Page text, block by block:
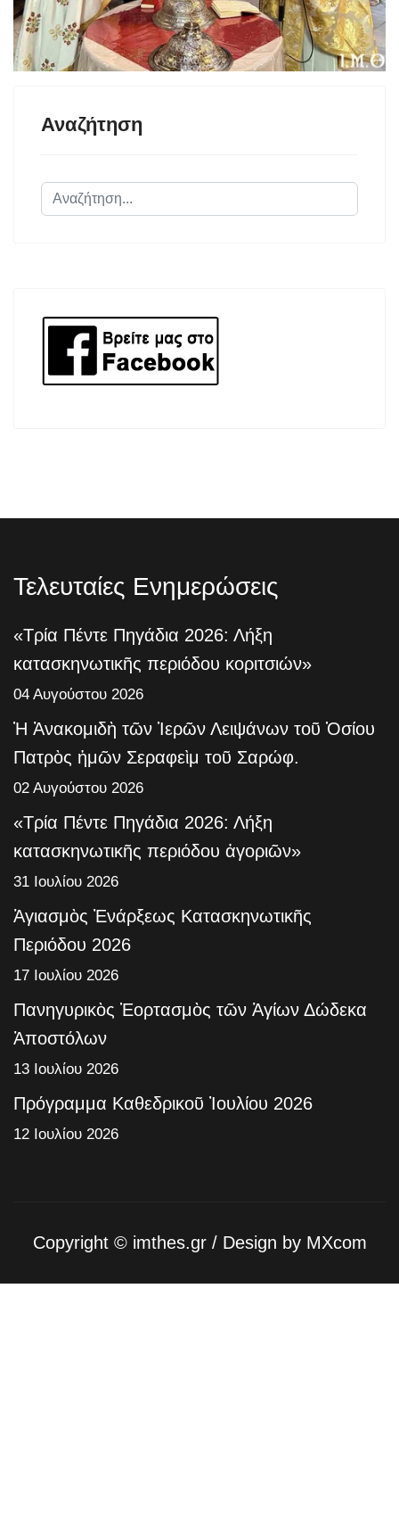
Αναζήτηση
Αναζήτηση...
Τελευταίες Ενημερώσεις
«Τρία Πέντε Πηγάδια 2026: Λήξη
κατασκηνωτικῆς περιόδου κοριτσιών»
04 Αυγούστου 2026
Ἡ Ἀνακομιδὴ τῶν Ἱερῶν Λειψάνων τοῦ Ὁσίου
Πατρὸς ἡμῶν Σεραφεὶμ τοῦ Σαρώφ.
02 Αυγούστου 2026
«Τρία Πέντε Πηγάδια 2026: Λήξη
κατασκηνωτικῆς περιόδου ἀγοριῶν»
31 Ιουλίου 2026
Ἁγιασμὸς Ἐνάρξεως Κατασκηνωτικῆς
Περιόδου 2026
17 Ιουλίου 2026
Πανηγυρικὸς Ἑορτασμὸς τῶν Ἁγίων Δώδεκα
Ἀποστόλων
13 Ιουλίου 2026
Πρόγραμμα Καθεδρικοῦ Ἰουλίου 2026
12 Ιουλίου 2026
Copyright © imthes.gr/ Design by MXcom